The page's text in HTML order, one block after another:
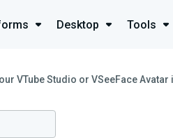
Desktop Tools
VTube Studio or VSeeFace